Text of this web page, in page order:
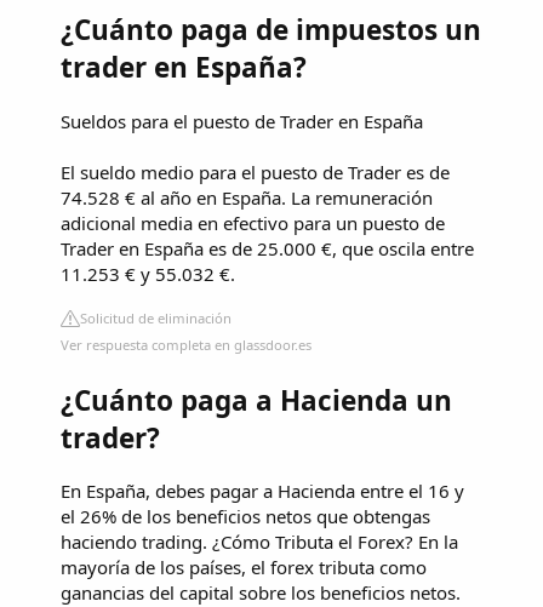
¿Cuánto paga de impuestos un
trader en España?
Sueldos para el puesto de Trader en España
El sueldo medio para el puesto de Trader es de
74.528 € al año en España. La remuneración
adicional media en efectivo para un puesto de
Trader en España es de 25.000 €, que oscila entre
11.253 € y 55.032 €.
Solicitud de eliminación
Ver respuesta completa en glassdoor.es
¿Cuánto paga a Hacienda un
trader?
En España, debes pagar a Hacienda entre el 16 y
el 26% de los beneficios netos que obtengas
haciendo trading. ¿Cómo Tributa el Forex? En la
mayoría de los países, el forex tributa como
ganancias del capital sobre los beneficios netos.